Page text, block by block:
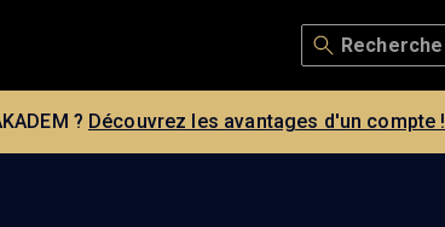
? Découvrez les avantages d'un compte !